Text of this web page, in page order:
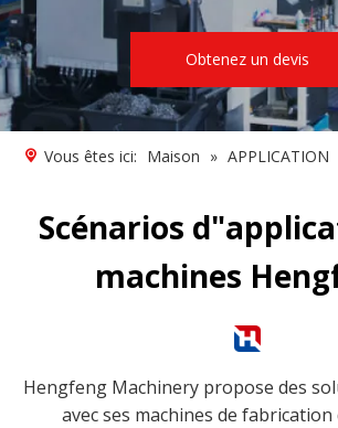
Obtenez un devis
Vous êtes ici: Maison » APPLICATION
Scénarios
machines
Hengfeng Machinery propose des
avec ses machines de